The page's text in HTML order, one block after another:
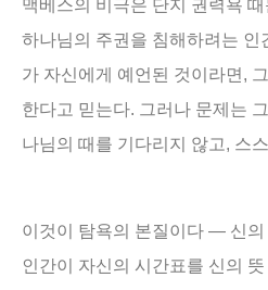
맥베스의 비극은 단지 권력욕
하나님의 주권을 침해하려는 인
가 자신에게 예언된 것이라면,
한다고 믿는다. 그러나 문제는
나님의 때를 기다리지 않고, 스
이것이 탐욕의 본질이다 — 신
인간이 자신의 시간표를 신의